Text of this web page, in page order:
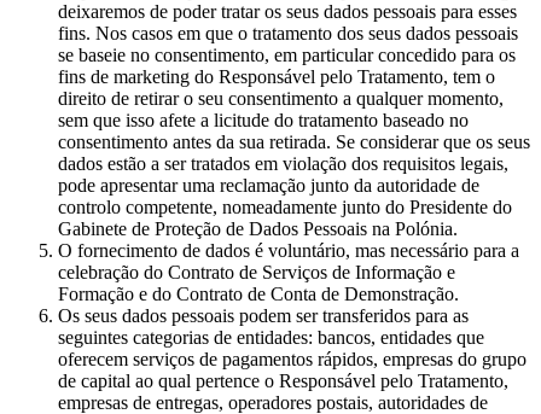
deixaremos de poder tratar os seus dados pessoais para esses
fins. Nos casos em que o tratamento dos seus dados pessoais
se baseie no consentimento, em particular concedido para os
fins de marketing do Responsável pelo Tratamento, tem o
direito de retirar o seu consentimento a qualquer momento,
sem que isso afete a licitude do tratamento baseado no
consentimento antes da sua retirada. Se considerar que os seus
dados estão a ser tratados em violação dos requisitos legais,
pode apresentar uma reclamação junto da autoridade de
controlo competente, nomeadamente junto do Presidente do
Gabinete de Proteção de Dados Pessoais na Polónia.
O fornecimento de dados é voluntário, mas necessário para a
celebração do Contrato de Serviços de Informação e
Formação e do Contrato de Conta de Demonstração.
Os seus dados pessoais podem ser transferidos para as
seguintes categorias de entidades: bancos, entidades que
oferecem serviços de pagamentos rápidos, empresas do grupo
de capital ao qual pertence o Responsável pelo Tratamento,
empresas de entregas, operadores postais, autoridades de